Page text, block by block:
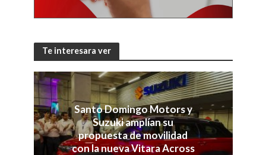
Te interesara ver
Santo Domingo Motors y
Suzuki amplían su
propuesta de movilidad
con la nueva Vitara Across